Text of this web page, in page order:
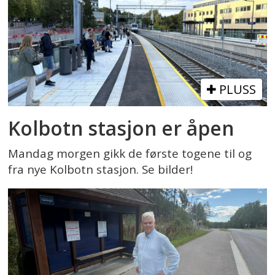
PLUSS
Kolbotn stasjon er åpen
Mandag morgen gikk de første togene til og
fra nye Kolbotn stasjon. Se bilder!